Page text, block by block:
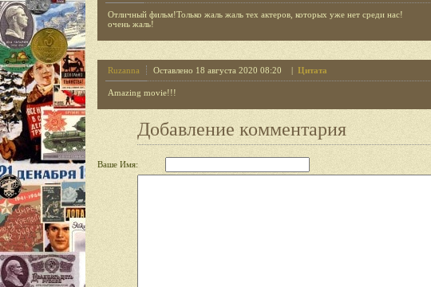
Отличный фильм!Только жаль жаль тех актеров, которых уже нет среди нас!
очень жаль!
Ruzanna Оставлено 18 августа 2020 08:20 | Цитата
Amazing movie!!!
Добавление комментария
Ваше Имя: